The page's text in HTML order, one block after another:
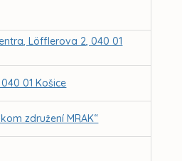
Löfflerova 2, 040 01
01 Košice
združení MRAK“